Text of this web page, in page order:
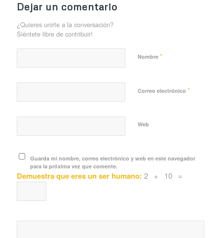
Dejar un comentario
¿Quieres unirte a la conversación?
Siéntete libre de contribuir!
Nombre *
Correo electrónico *
Web
Guarda mi nombre, correo electrónico y web en este navegador
para la próxima vez que comente.
Demuestra que eres un ser humano: 2 + 10 =